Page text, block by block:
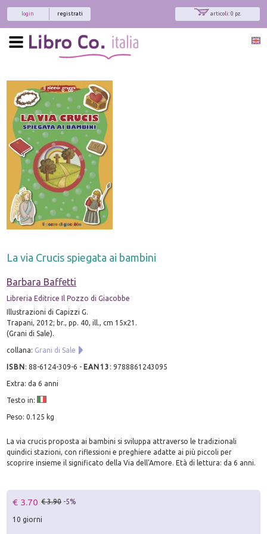
articoli: 0 pz.
registrati
login
La via Crucis spiegata ai bambini
Barbara Baffetti
Libreria Editrice Il Pozzo di Giacobbe
Illustrazioni di Capizzi G.
Trapani, 2012; br., pp. 40, ill., cm 15x21.
(Grani di Sale).
collana: Grani di Sale
ISBN:88-6124-309-6 - EAN13 :9788861243095
Extra: da 6 anni
Testo in:
Peso: 0.125 kg
La via crucis proposta ai bambini si sviluppa attraverso le tradizionali
quindici stazioni, con riflessioni e preghiere adatte ai più piccoli per
scoprire insieme il significato della Via dell'Amore. Età di lettura: da 6 anni.
€ 3.70 € 3.90 -5%
10 giorni